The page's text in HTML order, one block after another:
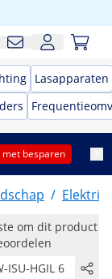
Lasapparaten
met besparen
/
om dit product
ISU-HGIL 6